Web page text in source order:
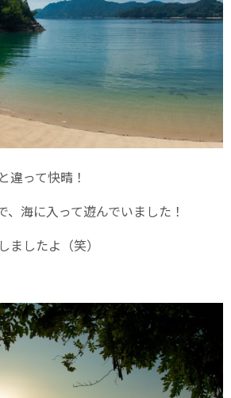
違って快晴！
、海に入って遊んでいました！
ましたよ（笑）